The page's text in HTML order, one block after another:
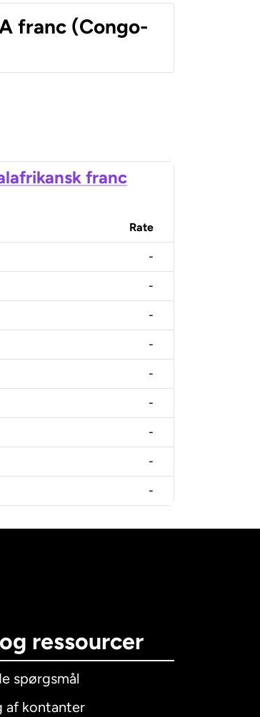
franc (Congo-
franc
Rate
-
-
-
-
-
-
-
-
-
ressourcer
spørgsmål
af kontanter